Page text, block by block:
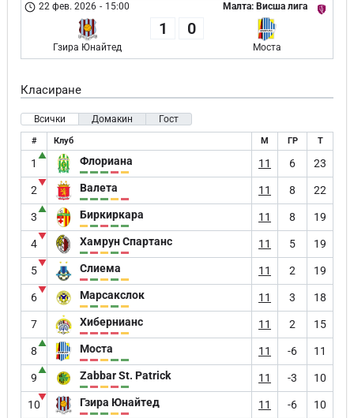
Малта: Висша лига
22 фев. 2026 - 15:00
Гзира Юнайтед
1 0
Моста
Класиране
Всички Домакин Гост
# Клуб М ГР Т
1
▲ Флориана 11 6 23
2
▼ Валета 11 8 22
3
▲ Биркиркара 11 8 19
4
▼ Хамрун Спартанс 11 5 19
5
▼ Слиема 11 2 19
6
▼ Марсакслок 11 3 18
7 Хибернианс 11 2 15
8
▲ Моста 11 -6 11
9
▲ Zabbar St. Patrick 11 -3 10
10
▼ Гзира Юнайтед 11 -6 10